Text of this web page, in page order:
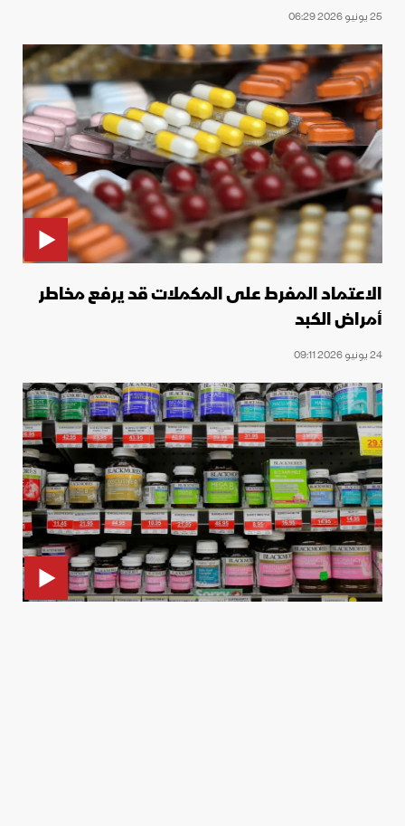
25 يونيو 2026 06:29
الاعتماد المفرط على المكملات قد يرفع مخاطر
أمراض الكبد
24 يونيو 2026 09:11